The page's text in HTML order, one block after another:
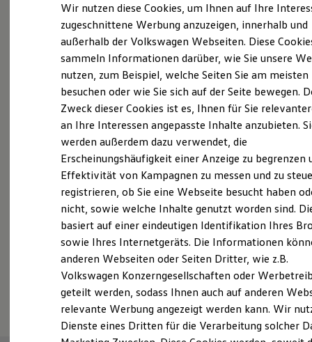
Elektroautos
ID. Tutorials
Elektrofahrzeugkonzepte
Reichweite
Reichweite der ID. Modelle
Reichweite im Winter
Laden
Laden unterwegs
Laden Zuhause
Ladezeitensimulator
Batterie
Sicherheit
Garantie und Lebensdauer
Nachhaltigkeit
Technologie
Kosten und Kauf
Verbrauchskosten
Kaufoptionen
E-Auto-Förderung
Software und Konnektivität
Die ID. Software 6
ID. Software Versionen und Updates
Digitale Extras
Schnittstellen zu Ihrem ID.
Probefahrt vereinbaren
Fahrzeugangebot anfordern
Servicetermin buchen
Serviceanfrage stellen
Wir nutzen diese Cookies, um Ihnen auf Ihre
zugeschnittene Werbung anzuzeigen, innerhalb und
außerhalb der Volkswagen Webseiten. Diese
sammeln Informationen darüber, wie Sie unsere
nutzen, zum Beispiel, welche Seiten Sie am meisten
besuchen oder wie Sie sich auf der Seite bewegen.
Zweck dieser Cookies ist es, Ihnen für Sie
an Ihre Interessen angepasste Inhalte anzubieten.
werden außerdem dazu verwendet, die
Erscheinungshäufigkeit einer Anzeige zu begrenzen
Effektivität von Kampagnen zu messen und zu
registrieren, ob Sie eine Webseite besucht haben
nicht, sowie welche Inhalte genutzt worden sind.
basiert auf einer eindeutigen Identifikation Ihres
sowie Ihres Internetgeräts. Die Informationen
anderen Webseiten oder Seiten Dritter, wie z.B.
Volkswagen Konzerngesellschaften oder
geteilt werden, sodass Ihnen auch auf anderen
relevante Werbung angezeigt werden kann. Wir
Dienste eines Dritten für die Verarbeitung solcher